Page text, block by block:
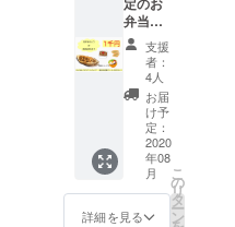
希望の
方は備
考欄へ
お書き
くださ
い。
弁当ひ
とつ、
もしく
は試食
会に２
名様ま
で参加
できる
権利。
試食会
は越谷
市にて8
支援
者：
4人
お届
け予
定：
2020
年08
月
詳細を見る
こ
の
リ
タ
ー
ン